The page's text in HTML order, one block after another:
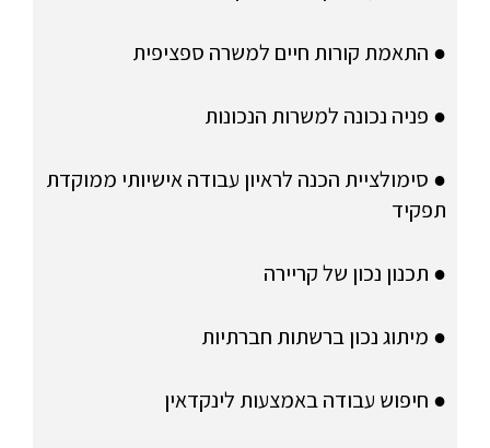
● התאמת קורות חיים למשרה ספציפית
● פניה נכונה למשרות הנכונות
● סימולציית הכנה לראיון עבודה אישיותי ממוקדת
תפקיד
● תכנון נכון של קריירה
● מיתוג נכון ברשתות חברתיות
● חיפוש עבודה באמצעות לינקדאין